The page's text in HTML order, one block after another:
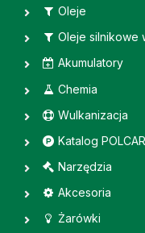
Oleje
Oleje silnikowe
Akumulatory
Chemia
Wulkanizacja
Katalog POLCAR
Narzędzia
Akcesoria
Żarówki